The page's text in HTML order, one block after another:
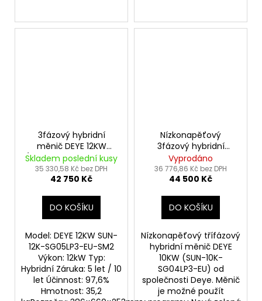
3fázový hybridní
měnič DEYE 12KW
(SUN-12K-SG05LP3-EU-
SM2)
Skladem poslední kusy
35 330,58 Kč bez DPH
42 750 Kč
DO KOŠÍKU
Model: DEYE 12KW SUN-
12K-SG05LP3-EU-SM2
Výkon: 12kW Typ:
Hybridní Záruka: 5 let / 10
let Účinnost: 97,6%
Hmotnost: 35,2
Nízkonapěťový
3fázový hybridní
měnič DEYE 10KW
(SUN-10K-SG04LP3-
EU)
Vyprodáno
36 776,86 Kč bez DPH
44 500 Kč
DO KOŠÍKU
Nízkonapěťový třífázový
hybridní měnič DEYE
10KW (SUN-10K-
SG04LP3-EU) od
společnosti Deye. Měnič
je možné použít